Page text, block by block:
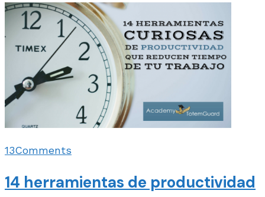
13Comments
14 herramientas de productividad